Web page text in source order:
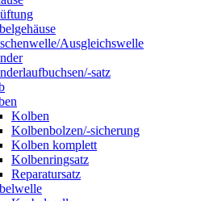
Ausgleichswelle
satz
Kolben
Kolbenbolzen/-sicherung
Kolben komplett
Kolbenringsatz
Reparatursatz